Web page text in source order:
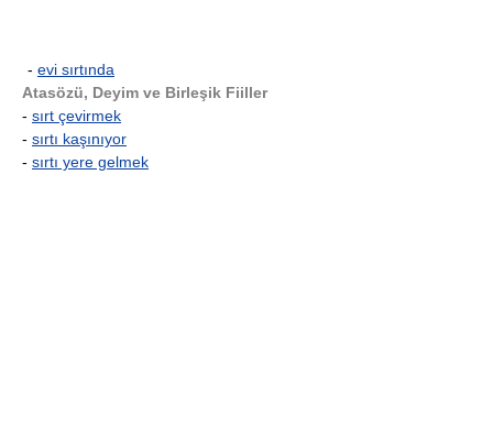
- evi sırtında
Atasözü, Deyim ve Birleşik Fiiller
- sırt çevirmek
- sırtı kaşınıyor
- sırtı yere gelmek